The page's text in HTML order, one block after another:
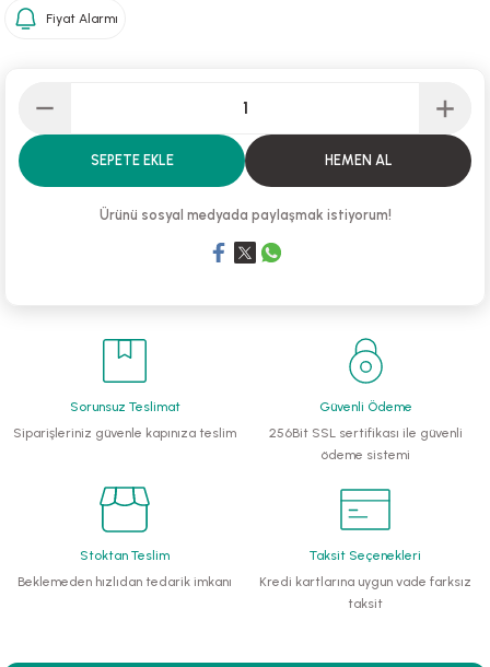
Hidroforlar
Tahliye Pompası
Cihazları
Fiyat Alarmı
SEPETE EKLE HEMEN AL
Ürünü sosyal medyada paylaşmak istiyorum!
Sorunsuz Teslimat
Siparişleriniz güvenle kapınıza teslim
Güvenli Ödeme
256Bit SSL sertifikası ile güvenli
ödeme sistemi
Stoktan Teslim
Beklemeden hızlıdan tedarik imkanı
Taksit Seçenekleri
Kredi kartlarına uygun vade farksız
taksit